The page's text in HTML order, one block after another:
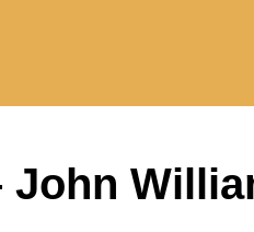
John